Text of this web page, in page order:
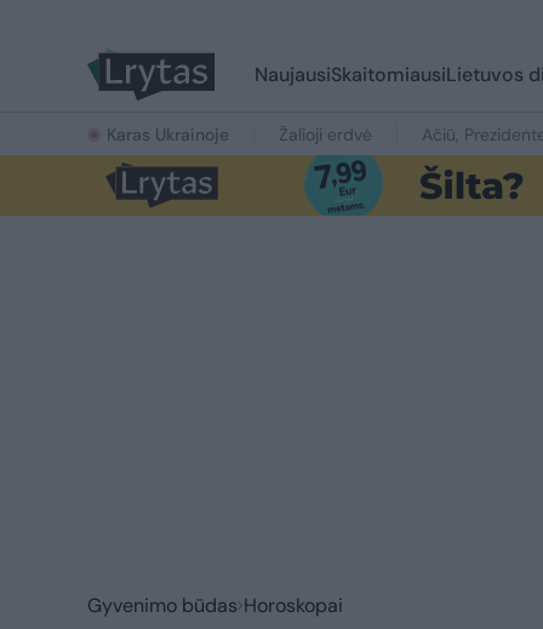
NaujausiSkaitomiausiLietuvos
Karas Ukrainoje Žalioji erdvė Ačiū,
Gyvenimo būdas Horoskopai